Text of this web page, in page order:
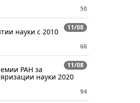
50
11/08
науки с 2010
66
11/08
РАН за
науки 2020
94